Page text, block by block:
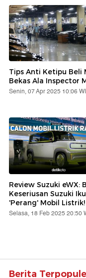
Tips Anti Ketipu Beli
Bekas Ala Inspector
Senin, 07 Apr 2025 10:06
Review Suzuki eWX:
Keseriusan Suzuki
'Perang' Mobil Listrik!
Selasa, 18 Feb 2025 20:50
Berita